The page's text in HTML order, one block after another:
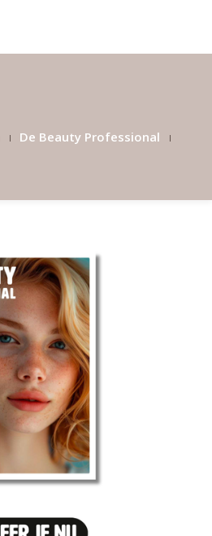
De Beauty Professional